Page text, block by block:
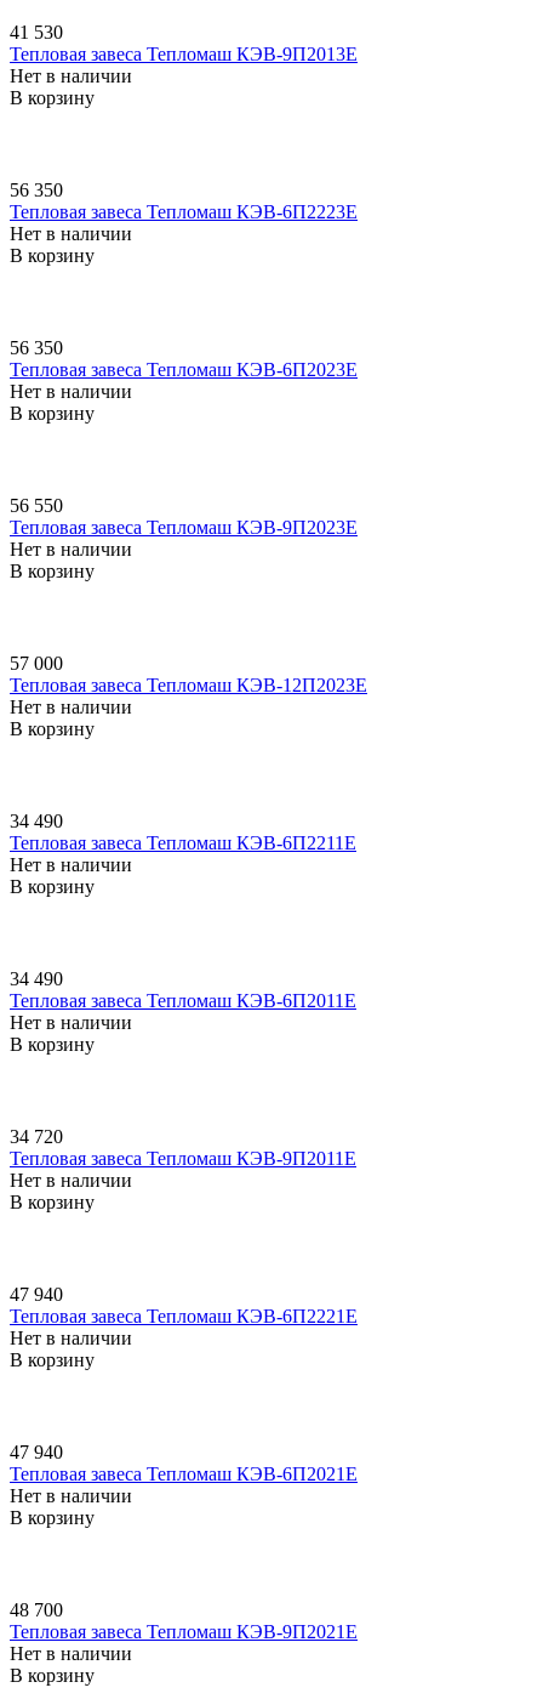
41 530
Тепловая завеса Тепломаш КЭВ-9П2013E
Нет в наличии
В корзину
56 350
Тепловая завеса Тепломаш КЭВ-6П2223E
Нет в наличии
В корзину
56 350
Тепловая завеса Тепломаш КЭВ-6П2023E
Нет в наличии
В корзину
56 550
Тепловая завеса Тепломаш КЭВ-9П2023E
Нет в наличии
В корзину
57 000
Тепловая завеса Тепломаш КЭВ-12П2023E
Нет в наличии
В корзину
34 490
Тепловая завеса Тепломаш КЭВ-6П2211E
Нет в наличии
В корзину
34 490
Тепловая завеса Тепломаш КЭВ-6П2011E
Нет в наличии
В корзину
34 720
Тепловая завеса Тепломаш КЭВ-9П2011E
Нет в наличии
В корзину
47 940
Тепловая завеса Тепломаш КЭВ-6П2221E
Нет в наличии
В корзину
47 940
Тепловая завеса Тепломаш КЭВ-6П2021E
Нет в наличии
В корзину
48 700
Тепловая завеса Тепломаш КЭВ-9П2021E
Нет в наличии
В корзину